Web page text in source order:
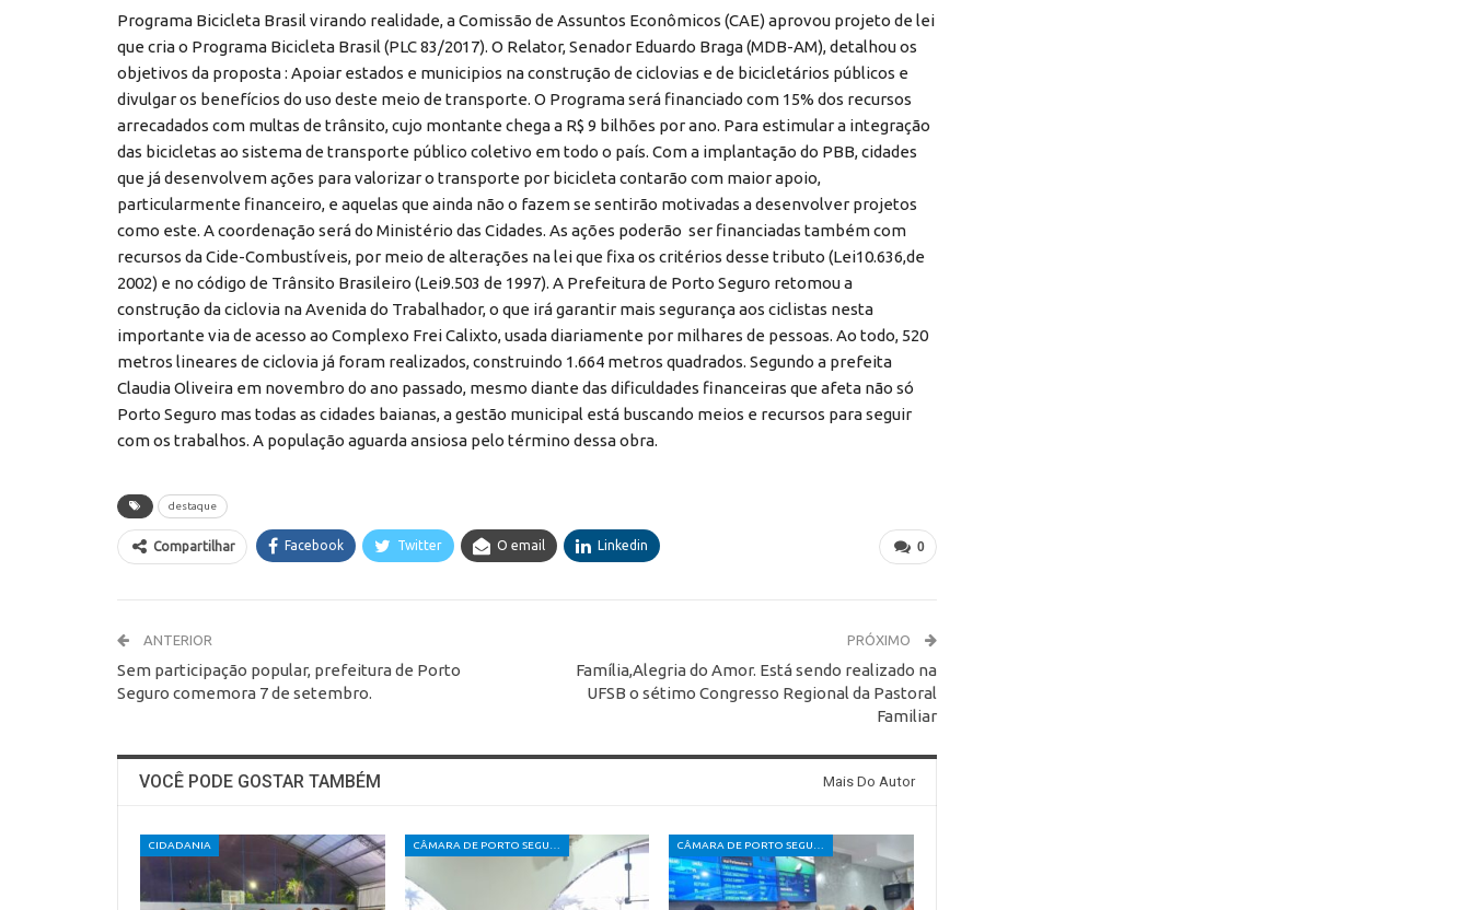
Programa Bicicleta Brasil virando realidade, a Comissão de Assuntos Econômicos (CAE) aprovou projeto de lei
que cria o Programa Bicicleta Brasil (PLC 83/2017). O Relator, Senador Eduardo Braga (MDB-AM), detalhou os
objetivos da proposta : Apoiar estados e municipios na construção de ciclovias e de bicicletários públicos e
divulgar os benefícios do uso deste meio de transporte. O Programa será financiado com 15% dos recursos
arrecadados com multas de trânsito, cujo montante chega a R$ 9 bilhões por ano. Para estimular a integração
das bicicletas ao sistema de transporte público coletivo em todo o país. Com a implantação do PBB, cidades
que já desenvolvem ações para valorizar o transporte por bicicleta contarão com maior apoio,
particularmente financeiro, e aquelas que ainda não o fazem se sentirão motivadas a desenvolver projetos
como este. A coordenação será do Ministério das Cidades. As ações poderão ser financiadas também com
recursos da Cide-Combustíveis, por meio de alterações na lei que fixa os critérios desse tributo (Lei10.636,de
2002) e no código de Trânsito Brasileiro (Lei9.503 de 1997). A Prefeitura de Porto Seguro retomou a
construção da ciclovia na Avenida do Trabalhador, o que irá garantir mais segurança aos ciclistas nesta
importante via de acesso ao Complexo Frei Calixto, usada diariamente por milhares de pessoas. Ao todo, 520
metros lineares de ciclovia já foram realizados, construindo 1.664 metros quadrados. Segundo a prefeita
Claudia Oliveira em novembro do ano passado, mesmo diante das dificuldades financeiras que afeta não só
Porto Seguro mas todas as cidades baianas, a gestão municipal está buscando meios e recursos para seguir
com os trabalhos. A população aguarda ansiosa pelo término dessa obra.
destaque
0
Compartilhar Facebook Twitter O email Linkedin
ANTERIOR
Sem participação popular, prefeitura de Porto
Seguro comemora 7 de setembro.
PRÓXIMO
Família,Alegria do Amor. Está sendo realizado na
UFSB o sétimo Congresso Regional da Pastoral
Familiar
VOCÊ PODE GOSTAR TAMBÉM Mais Do Autor
CIDADANIA